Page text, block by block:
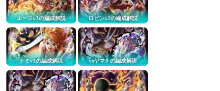
エースv3の編成解説 ロビンv2の編成解説
ナミv3の編成解説 vsヤマトの編成解説